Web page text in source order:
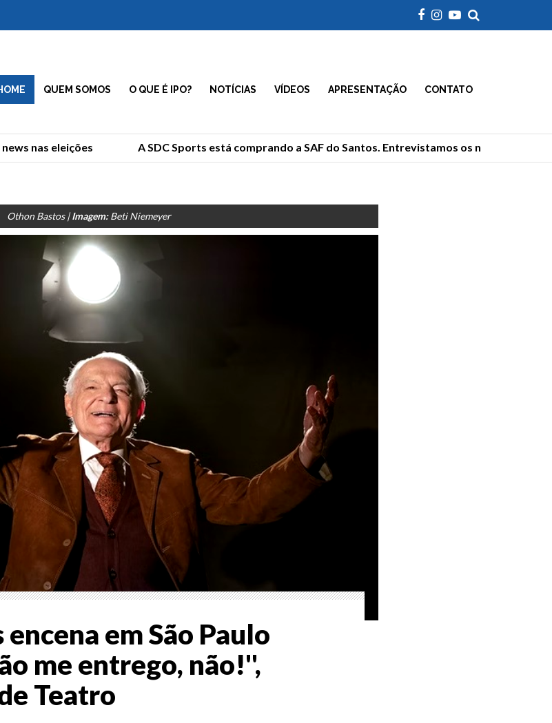
QUEM SOMOS O QUE É IPO? NOTÍCIAS VÍDEOS APRESENTAÇÃO CONTATO
nas eleições A SDC Sports está comprando a SAF do Santos. Entrevistamos os novos donos
Othon Bastos |Imagem:Beti Niemeyer
em São Paulo
me entrego, não!'',
Teatro